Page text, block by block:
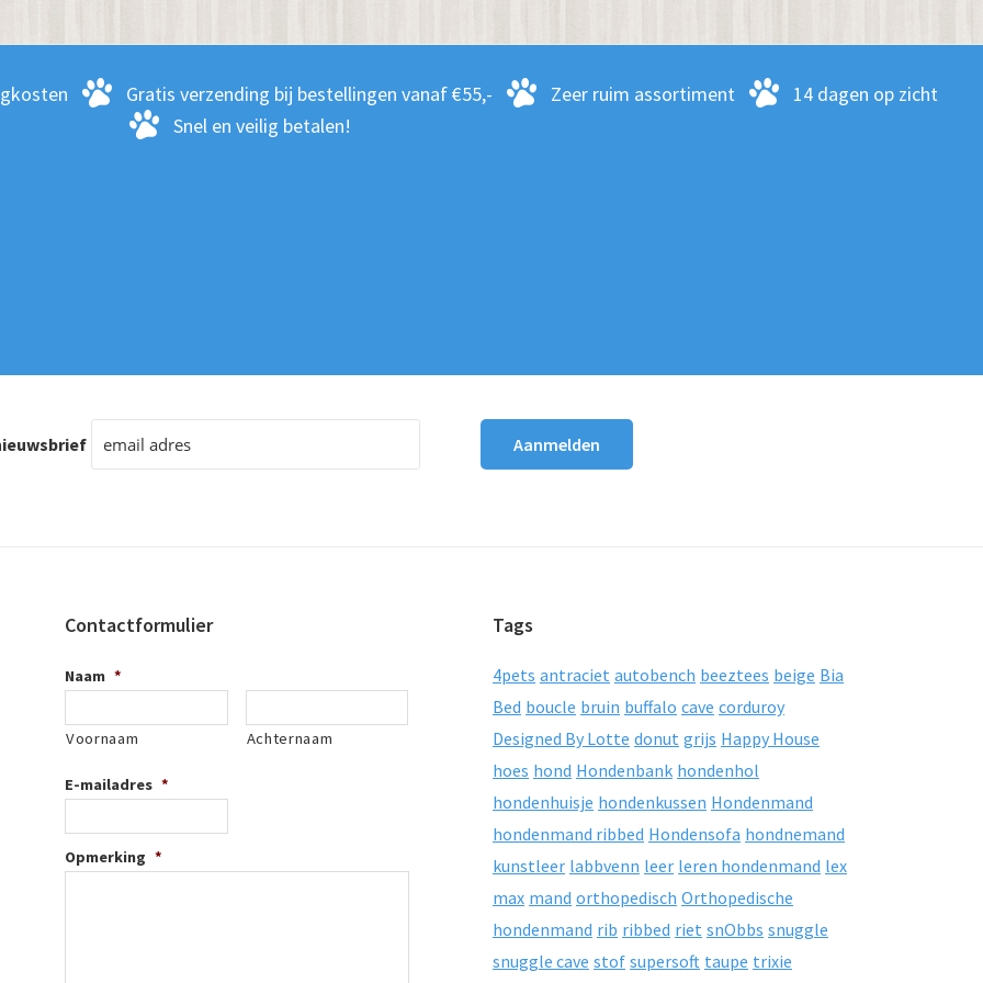
gekozen
worden
op
gekozen
worden
Gratis verzending bij bestellingen vanaf €55,- Zeer ruim assortiment
14 dagen op zicht
Snel en veilig betalen!
Contactformulier
Naam *
Voornaam Achternaam
E-mailadres *
Opmerking *
Tags
4pets antraciet autobench beeztees beige Bia
Bed boucle bruin buffalo cave corduroy
Designed By Lotte donut grijs Happy House
hoes hond Hondenbank hondenhol
hondenhuisje hondenkussen Hondenmand
hondenmand ribbed Hondensofa hondnemand
kunstleer labbvenn leer leren hondenmand lex
max mand orthopedisch Orthopedische
hondenmand rib ribbed riet snObbs snuggle
snuggle cave stof supersoft taupe trixie